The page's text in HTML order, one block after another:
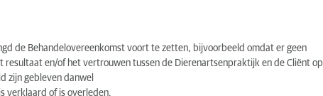
de Behandelovereenkomst voort te zetten, bijvoorbeeld omdat er geen
resultaat en/of het vertrouwen tussen de Dierenartsenpraktijk en de Cliënt op
zijn gebleven danwel
verklaard of is overleden.